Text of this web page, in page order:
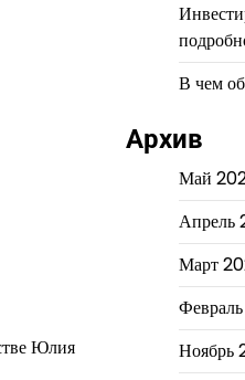
Юлия
В чем
Архив
Май
Апрель
Март
Ноябрь